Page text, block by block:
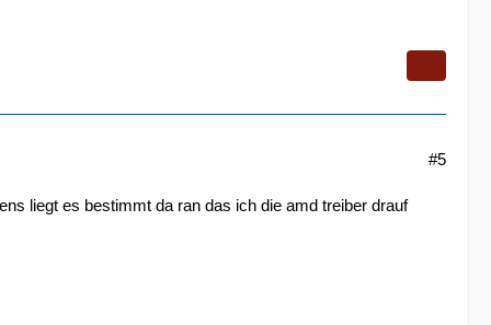
#5
liegt es bestimmt da ran das ich die amd treiber drauf